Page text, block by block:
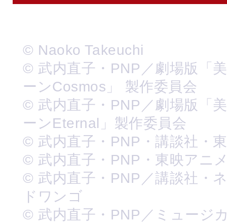
© Naoko Takeuchi
© 武内直子・PNP／劇場版「
ーンCosmos」 製作委員会
© 武内直子・PNP／劇場版「
ーンEternal」製作委員会
© 武内直子・PNP・講談社・
© 武内直子・PNP・東映アニ
© 武内直子・PNP／講談社・
ドワンゴ
© 武内直子・PNP／ミュージ